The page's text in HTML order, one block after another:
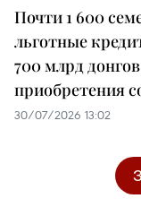
Почти 1 600
льготные
700 млрд
приобретения
30/07/2026 13:02